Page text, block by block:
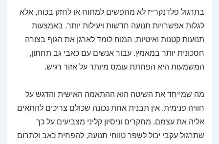
בתרגול פלדנקרייז לא מחפשים למתוח או לחזק בכוח, אלא
לגלות אפשרויות תנועה חדשות ויעילות יותר. באמצעות
תנועות קטנות ואיטיות, המוח לומד לארגן את הגוף בצורה
חסכונית יותר במאמץ. עבור אנשים עם כאבי גב תחתון,
המשמעות היא הפחתת עומס מיותר על אזור רגיש.
מה שמייחד את השיטה הוא ההתאמה האישית והדגש על
חוויה פנימית. אין תבנית אחת נכונה שכולם צריכים להתאים
אליה את עצמם. מחקרים וניסיון קליני מצביעים על כך
שתרגול עקבי יכול לשפר טווחי תנועה, להפחית כאב ולתרום